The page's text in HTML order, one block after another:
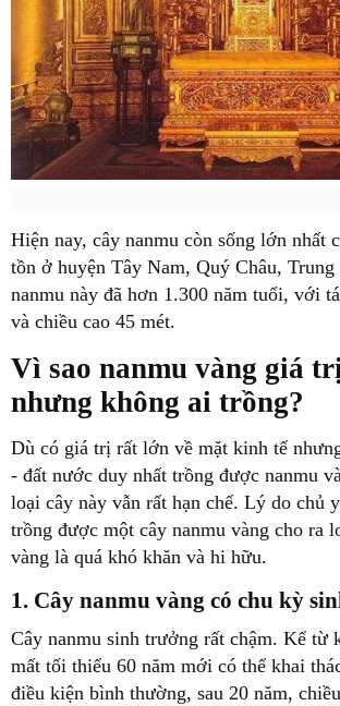
Hiện nay, cây nanmu còn sống lớn nhất
tồn ở huyện Tây Nam, Quý Châu, Trung
nanmu này đã hơn 1.300 năm tuổi, với
và chiều cao 45 mét.
Vì sao nanmu vàng giá
nhưng không ai trồng?
Dù có giá trị rất lớn về mặt kinh tế
- đất nước duy nhất trồng được nanmu
loại cây này vẫn rất hạn chế. Lý do chủ
trồng được một cây nanmu vàng cho ra
vàng là quá khó khăn và hi hữu.
1. Cây nanmu vàng có chu kỳ
Cây nanmu sinh trưởng rất chậm. Kể từ
mất tối thiểu 60 năm mới có thể khai
điều kiện bình thường, sau 20 năm,